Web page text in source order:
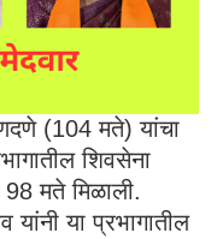
(104 मते) यांचा
शिवसेना
98 मते मिळाली.
यांनी या प्रभागातील